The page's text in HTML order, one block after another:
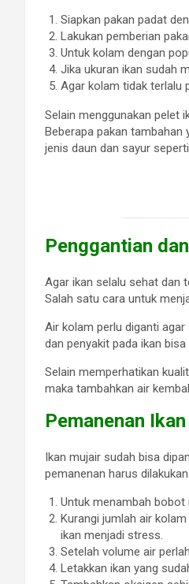
Siapkan pakan padat
Lakukan pemberian
Untuk kolam dengan
Jika ukuran ikan sudah
Agar kolam tidak terlalu
Selain menggunakan pelet
Beberapa pakan tambahan
jenis daun dan sayur
Penggantian
Agar ikan selalu sehat dan
Salah satu cara untuk
Air kolam perlu diganti
dan penyakit pada ikan
Selain memperhatikan
maka tambahkan air
Pemanenan Ikan
Ikan mujair sudah bisa
pemanenan harus
Untuk menambah bobot
Kurangi jumlah air
ikan menjadi stress.
Setelah volume air
Letakkan ikan yang